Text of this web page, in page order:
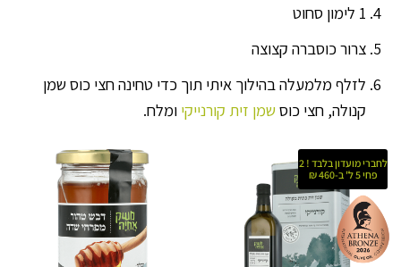
1 לימון סחוט
צרור כוסברה קצוצה
לזלף מלמעלה בהילוך איתי תוך כדי טחינה חצי כוס שמן
קנולה, חצי כוסשמן זית קורנייקי ומלח.
לחברי מועדון בלבד ! 2
פחי 5 ל' ב-460 ₪